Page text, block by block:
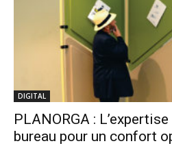
DIGITAL
PLANORGA :
bureau pour un confort